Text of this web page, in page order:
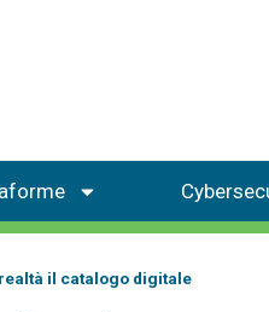
il catalogo digitale